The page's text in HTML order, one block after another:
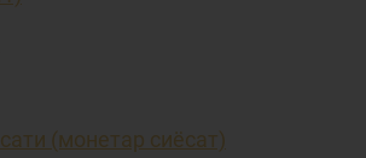
(монетар сиёсат)